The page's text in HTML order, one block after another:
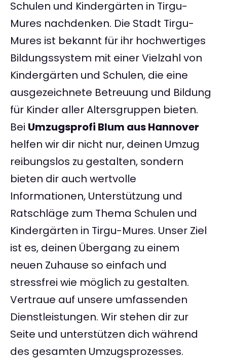
Schulen und Kindergärten in Tirgu-
Mures nachdenken. Die Stadt Tirgu-
Mures ist bekannt für ihr hochwertiges
Bildungssystem mit einer Vielzahl von
Kindergärten und Schulen, die eine
ausgezeichnete Betreuung und Bildung
für Kinder aller Altersgruppen bieten.
Bei Umzugsprofi Blum aus Hannover
helfen wir dir nicht nur, deinen Umzug
reibungslos zu gestalten, sondern
bieten dir auch wertvolle
Informationen, Unterstützung und
Ratschläge zum Thema Schulen und
Kindergärten in Tirgu-Mures. Unser Ziel
ist es, deinen Übergang zu einem
neuen Zuhause so einfach und
stressfrei wie möglich zu gestalten.
Vertraue auf unsere umfassenden
Dienstleistungen. Wir stehen dir zur
Seite und unterstützen dich während
des gesamten Umzugsprozesses.